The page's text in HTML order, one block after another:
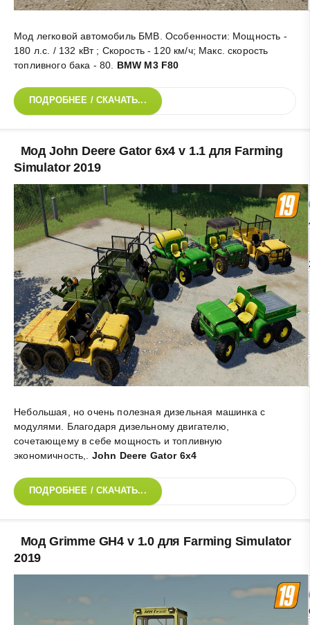
Мод легковой автомобиль БМВ. Особенности: Мощность -
180 л.с. / 132 кВт ; Скорость - 120 км/ч; Макс. скорость
топливного бака - 80. BMW M3 F80
ПОДРОБНЕЕ / СКАЧАТЬ...
Мод John Deere Gator 6x4 v 1.1 для Farming
Simulator 2019
Небольшая, но очень полезная дизельная машинка с
модулями. Благодаря дизельному двигателю,
сочетающему в себе мощность и топливную
экономичность,
John Deere Gator 6x4
ПОДРОБНЕЕ / СКАЧАТЬ...
Мод Grimme GH4 v 1.0 для Farming Simulator
2019